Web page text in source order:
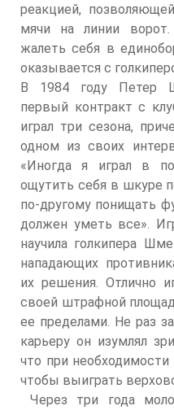
реакцией,
мячи на линии
жалеть себя в
оказывается с
В 1984 году Петер
первый контракт с
играл три сезона,
одном из своих
«Иногда я играл в
ощутить себя в шкуре
по-другому понищать
должен уметь все».
научила голкипера
нападающих
их решения. Отлично
своей штрафной
ее пределами. Не раз
карьеру он изумлял
что при
чтобы выиграть
Через три года